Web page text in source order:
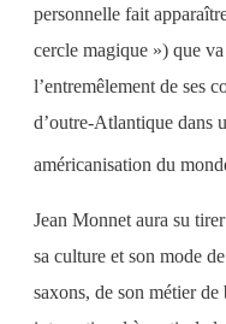
personnelle fait
cercle magique ») que
l’entremêlement de ses
d’outre-Atlantique dans
américanisation du
Jean Monnet aura su
sa culture et son mode
saxons, de son métier